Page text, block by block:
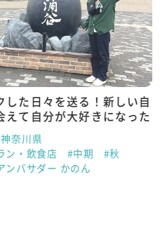
した日々を送る！新しい自
えて自分が大好きになった
奈川県
ン・飲食店
#中期
#秋
ンバサダー かのん